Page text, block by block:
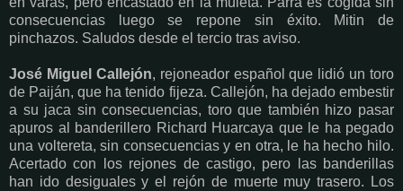
consecuencias luego se repone sin éxito. Mitin de
pinchazos. Saludos desde el tercio tras aviso.
José Miguel Callejón, rejoneador español que lidió un toro
de Paiján, que ha tenido fijeza. Callejón, ha dejado embestir
a su jaca sin consecuencias, toro que también hizo pasar
apuros al banderillero Richard Huarcaya que le ha pegado
una voltereta, sin consecuencias y en otra, le ha hecho hilo.
Acertado con los rejones de castigo, pero las banderillas
han ido desiguales y el rejón de muerte muy trasero. Los